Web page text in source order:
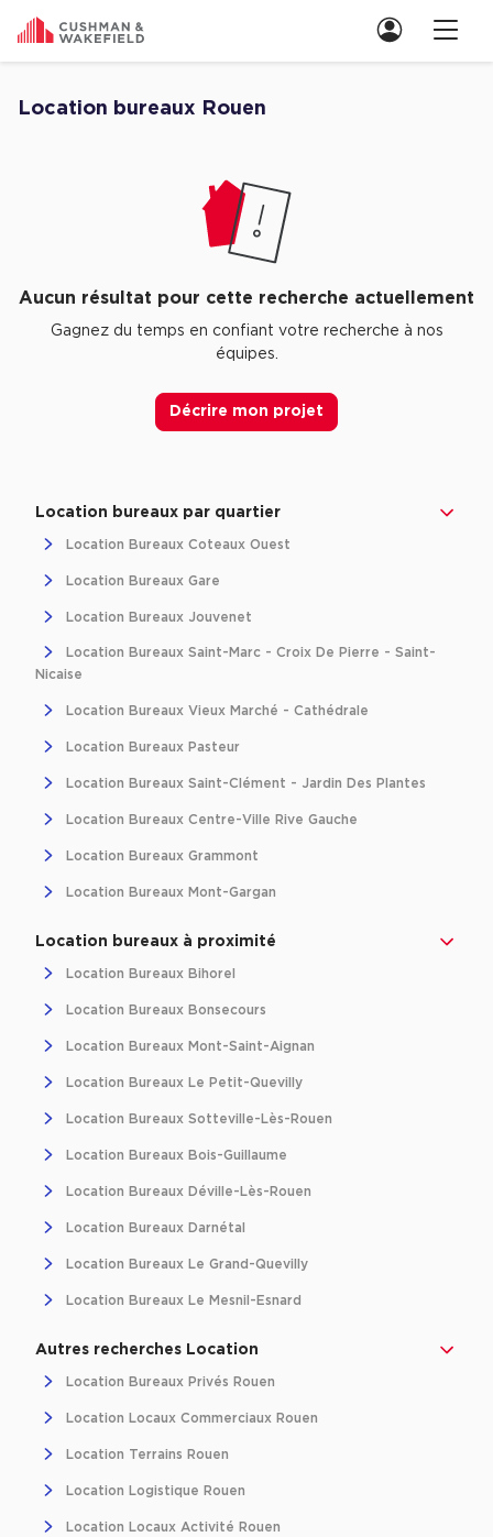
Location de Bureaux à Paris
Location de Bureaux à Lyon
Achat de Bureaux à Paris
Achat de Bureaux à Rennes
Bureaux certifiés - Environnement
Immeuble de bureaux avec services
Location bureaux Bellecour - Cordeliers (Lyon)
Location d'Entrepôts / Activités
Location d'Entrepôts / Activités à Aix-en-Provence
Location d'Entrepôts / Activités à Saint-Priest
Location d'Entrepôts / Activités à Massy
Location d'Entrepôts / Activités à Rennes
Location d'Entrepôts / Activités à Besançon
Achat d'Entrepôts / Activités
Achat d'Entrepôts / Activités à Toulouse
Collections d'Entrepôts / Activités
chargement
Entrepôts et Locaux d'activités - Programmes neufs
Nous contacter
Location bureaux Rouen
Aucun résultat pour cette recherche actuellement
Gagnez du temps en confiant votre recherche à nos
équipes.
Décrire mon projet
Location bureaux par quartier
Location Bureaux Coteaux Ouest
Location Bureaux Gare
Location Bureaux Jouvenet
Location Bureaux Saint-Marc - Croix De Pierre - Saint-
Nicaise
Location Bureaux Vieux Marché - Cathédrale
Location Bureaux Pasteur
Location Bureaux Saint-Clément - Jardin Des Plantes
Location Bureaux Centre-Ville Rive Gauche
Location Bureaux Grammont
Location Bureaux Mont-Gargan
Location bureaux à proximité
Location Bureaux Bihorel
Location Bureaux Bonsecours
Location Bureaux Mont-Saint-Aignan
Location Bureaux Le Petit-Quevilly
Location Bureaux Sotteville-Lès-Rouen
Location Bureaux Bois-Guillaume
Location Bureaux Déville-Lès-Rouen
Location Bureaux Darnétal
Location Bureaux Le Grand-Quevilly
Location Bureaux Le Mesnil-Esnard
Autres recherches Location
Location Bureaux Privés Rouen
Location Locaux Commerciaux Rouen
Location Terrains Rouen
Location Logistique Rouen
Location Locaux Activité Rouen